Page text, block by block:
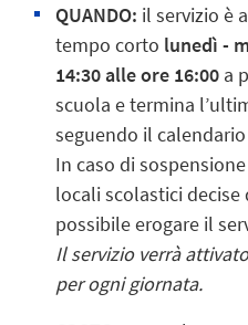
QUANDO: il servizio è
tempo corto lunedì -
14:30 alle ore 16:00 a
scuola e termina
seguendo il
In caso di
locali scolastici
possibile erogare il
Il servizio verrà
per ogni giornata.